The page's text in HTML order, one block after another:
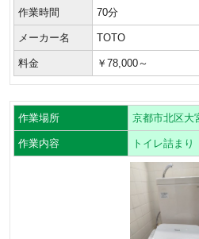
作業時間 70分
メーカー名 TOTO
料金 ￥78,000～
作業場所 京都市北区大
作業内容 トイレ詰まり